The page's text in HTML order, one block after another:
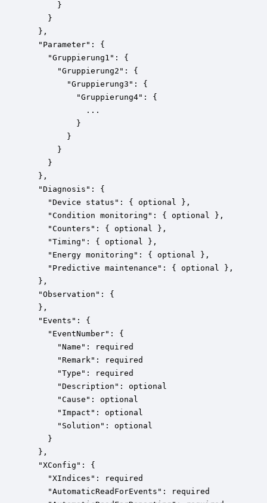
      }
    }
  },
  "Parameter": {
    "Gruppierung1": {
      "Gruppierung2": {
        "Gruppierung3": {
          "Gruppierung4": {
            ...
          }
        }
      }
    }
  },
  "Diagnosis": {
    "Device status": { optional },
    "Condition monitoring": { optional },
    "Counters": { optional },
    "Timing": { optional },
    "Energy monitoring": { optional },
    "Predictive maintenance": { optional },
  },
  "Observation": {
  },
  "Events": {
    "EventNumber": {
      "Name": required
      "Remark": required
      "Type": required
      "Description": optional
      "Cause": optional
      "Impact": optional
      "Solution": optional
    }
  },
  "XConfig": {
    "XIndices": required
    "AutomaticReadForEvents": required